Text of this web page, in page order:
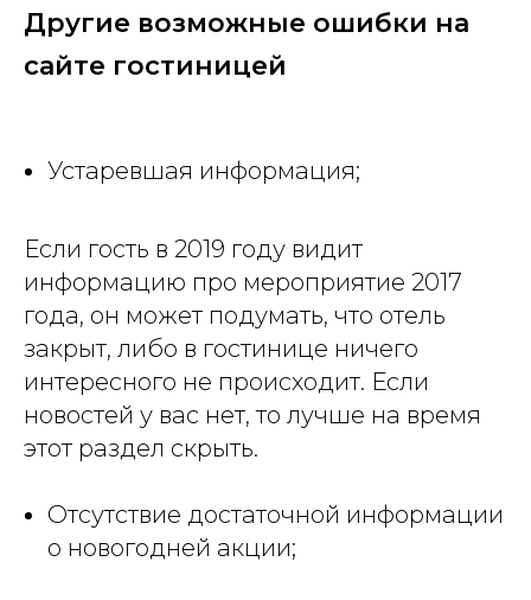
Другие возможные ошибки на
сайте гостиницей
Устаревшая информация;
Если гость в 2019 году видит
информацию про мероприятие 2017
года, он может подумать, что отель
закрыт, либо в гостинице ничего
интересного не происходит. Если
новостей у вас нет, то лучше на время
этот раздел скрыть.
Отсутствие достаточной информации
о новогодней акции;